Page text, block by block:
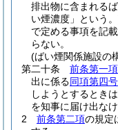
排出物に含まれる
い煙濃度」という
で定める事項を記
らない。
(ばい煙関係施設の
第二十条
前条第一項
出に係る同項第四号
しようとするとき
を知事に届け出な
2
前条第二項の規定